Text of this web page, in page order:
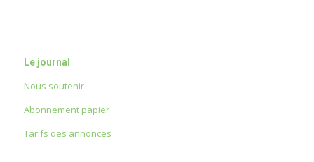
Le journal
Nous soutenir
Abonnement papier
Tarifs des annonces